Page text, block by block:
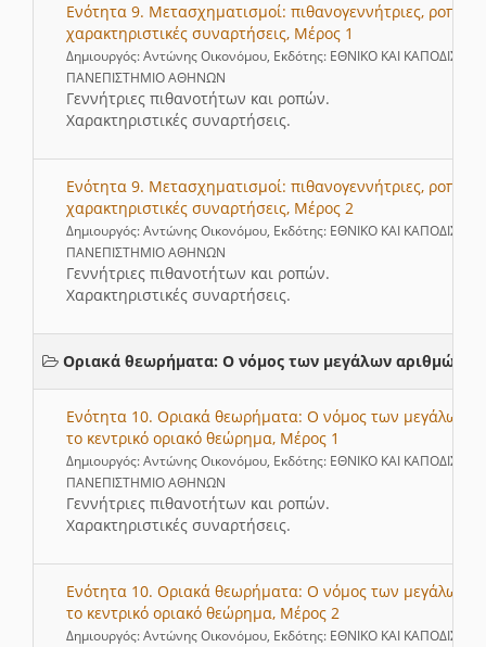
Ενότητα 9. Μετασχηματισμοί: πιθανογεννήτριες,
χαρακτηριστικές συναρτήσεις, Μέρος 1
Δημιουργός: Αντώνης Οικονόμου, Εκδότης: ΕΘΝΙΚΟ ΚΑΙ
ΠΑΝΕΠΙΣΤΗΜΙΟ ΑΘΗΝΩΝ
Γεννήτριες πιθανοτήτων και ροπών.
Χαρακτηριστικές συναρτήσεις.
Ενότητα 9. Μετασχηματισμοί: πιθανογεννήτριες,
χαρακτηριστικές συναρτήσεις, Μέρος 2
Δημιουργός: Αντώνης Οικονόμου, Εκδότης: ΕΘΝΙΚΟ ΚΑΙ
ΠΑΝΕΠΙΣΤΗΜΙΟ ΑΘΗΝΩΝ
Γεννήτριες πιθανοτήτων και ροπών.
Χαρακτηριστικές συναρτήσεις.
Οριακά θεωρήματα: Ο νόμος των μεγάλων αριθμών
Ενότητα 10. Οριακά θεωρήματα: Ο νόμος των μεγάλων
το κεντρικό οριακό θεώρημα, Μέρος 1
Δημιουργός: Αντώνης Οικονόμου, Εκδότης: ΕΘΝΙΚΟ ΚΑΙ
ΠΑΝΕΠΙΣΤΗΜΙΟ ΑΘΗΝΩΝ
Γεννήτριες πιθανοτήτων και ροπών.
Χαρακτηριστικές συναρτήσεις.
Ενότητα 10. Οριακά θεωρήματα: Ο νόμος των μεγάλων
το κεντρικό οριακό θεώρημα, Μέρος 2
Δημιουργός: Αντώνης Οικονόμου, Εκδότης: ΕΘΝΙΚΟ ΚΑΙ